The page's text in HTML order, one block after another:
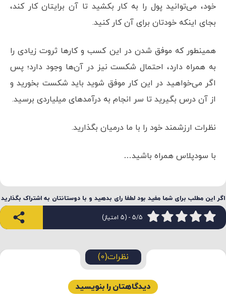
خود، می‌توانید پول را به کار بکشید تا آن برایتان کار کند،
بجای اینکه خودتان برای آن کار کنید.
همینطور که موفق شدن در این کسب و کارها ثروت زیادی را
به همراه دارد، احتمال شکست نیز در آن‌ها وجود دارد؛ پس
اگر می‌خواهید در این کار موفق شوید باید شکست بخورید و
از آن درس بگیرید تا سر انجام به درآمدهای میلیاردی برسید.
نظرات ارزشمند خود را با ما درمیان بگذارید.
با سودپلاس همراه باشید…
اگر این مطلب برای شما مفید بود لطفا رای بدهید و با دوستانتان به اشتراک بگذارید
5/5 - (5 امتیاز)
نظرات(0)
دیدگاهتان را بنویسید